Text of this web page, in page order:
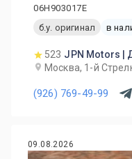
06H903017E
б.у. оригинал
в
523 JPN Motors |
Москва, 1-й
(926) 769-49-99
09.08.2026